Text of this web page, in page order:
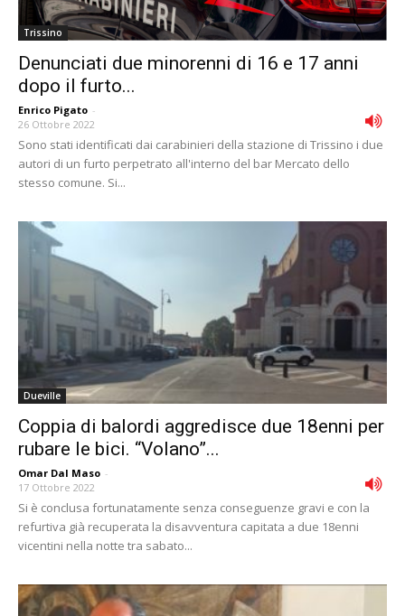
Trissino
Denunciati due minorenni di 16 e 17 anni
dopo il furto...
Enrico Pigato -
26 Ottobre 2022
Sono stati identificati dai carabinieri della stazione di Trissino i due
autori di un furto perpetrato all'interno del bar Mercato dello
stesso comune. Si...
Dueville
Coppia di balordi aggredisce due 18enni per
rubare le bici. “Volano”...
Omar Dal Maso -
17 Ottobre 2022
Si è conclusa fortunatamente senza conseguenze gravi e con la
refurtiva già recuperata la disavventura capitata a due 18enni
vicentini nella notte tra sabato...